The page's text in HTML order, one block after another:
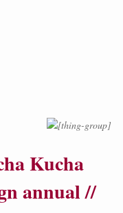
Kucha
annual //